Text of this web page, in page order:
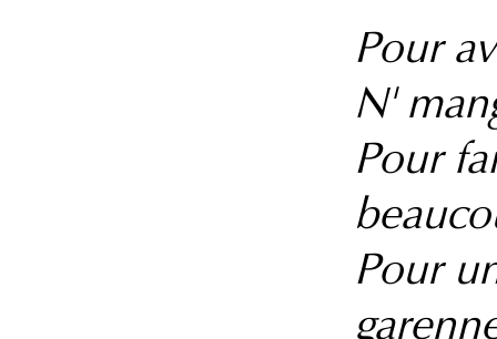
Pour
N'
Pour
Pour